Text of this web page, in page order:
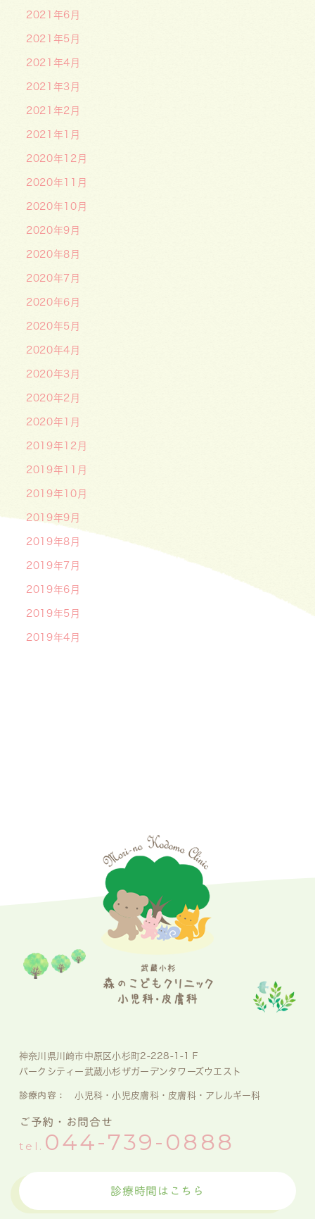
2021年6月
2021年5月
2021年4月
2021年3月
2021年2月
2021年1月
2020年12月
2020年11月
2020年10月
2020年9月
2020年8月
2020年7月
2020年6月
2020年5月
2020年4月
2020年3月
2020年2月
2020年1月
2019年12月
2019年11月
2019年10月
2019年9月
2019年8月
2019年7月
2019年6月
2019年5月
2019年4月
神奈川県川崎市中原区小杉町2-228-1-1Ｆ
パークシティー武蔵小杉ザガーデンタワーズウエスト
診療内容： 小児科・小児皮膚科・皮膚科・アレルギー科
ご予約・お問合せ
tel. 044-739-0888
診療時間はこちら